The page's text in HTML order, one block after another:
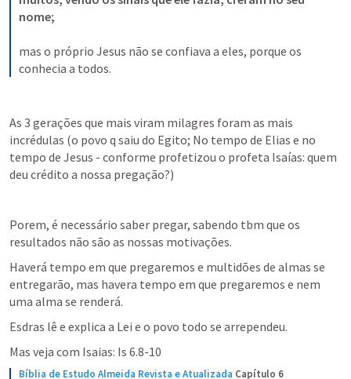
nome;
mas o próprio Jesus não se confiava a eles, porque os
conhecia a todos.
As 3 gerações que mais viram milagres foram as mais
incrédulas (o povo q saiu do Egito; No tempo de Elias e no
tempo de Jesus - conforme profetizou o profeta Isaías: quem
deu crédito a nossa pregação?)
Porem, é necessário saber pregar, sabendo tbm que os
resultados não são as nossas motivações.
Haverá tempo em que pregaremos e multidões de almas se
entregarão, mas havera tempo em que pregaremos e nem
uma alma se renderá.
Esdras lê e explica a Lei e o povo todo se arrependeu.
Mas veja com Isaias: Is 6.8-10
Bíblia de Estudo Almeida Revista e Atualizada Capítulo 6